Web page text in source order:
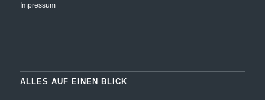
Impressum
ALLES AUF EINEN BLICK